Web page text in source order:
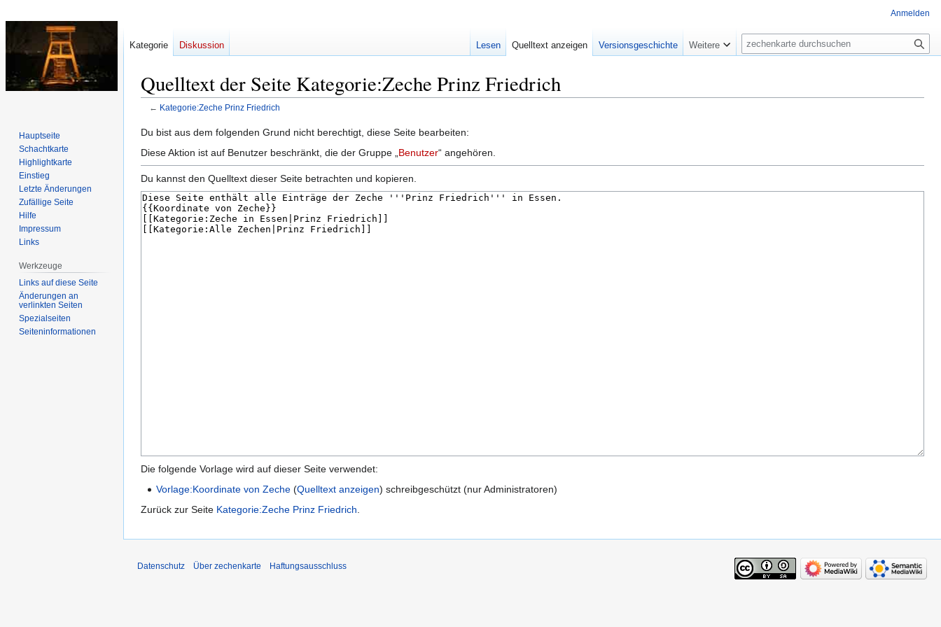
Quelltext der Seite Kategorie:Zeche Prinz Friedrich
← Kategorie:Zeche Prinz Friedrich
Zur
Navigation
Zur
Suche
Du bist aus dem folgenden Grund nicht berechtigt, diese Seite bearbeiten:
Diese Aktion ist auf Benutzer beschränkt, die der Gruppe „ Benutzer“ angehören.
Du kannst den Quelltext dieser Seite betrachten und kopieren.
Die folgende Vorlage wird auf dieser Seite verwendet:
Vorlage:Koordinate von Zeche (Quelltext anzeigen) schreibgeschützt (nur Administratoren)
Zurück zur Seite Kategorie:Zeche Prinz Friedrich.
Anmelden
Kategorie Diskussion Lesen Quelltext anzeigen Versionsgeschichte Weitere
Suche
Hauptseite
Schachtkarte
Highlightkarte
Einstieg
Letzte Änderungen
Zufällige Seite
Hilfe
Impressum
Links
Werkzeuge
Links auf diese Seite
Änderungen an
verlinkten Seiten
Spezialseiten
Seiten­­informationen
Datenschutz Über zechenkarte Haftungsausschluss